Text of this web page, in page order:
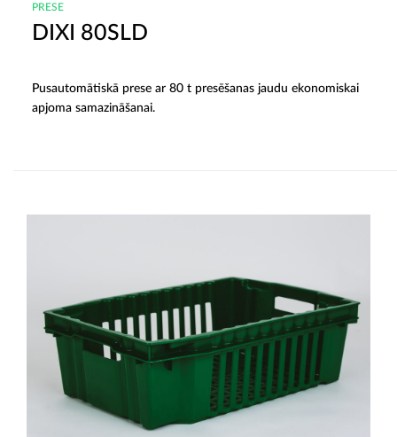
PRESE
DIXI 80SLD
Pusautomātiskā prese ar 80 t presēšanas jaudu ekonomiskai
apjoma samazināšanai.